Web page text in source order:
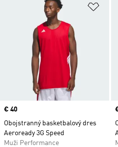
Price
€ 40
Obojstranný basketbalový dres
Aeroready 3G Speed
Muži Performance